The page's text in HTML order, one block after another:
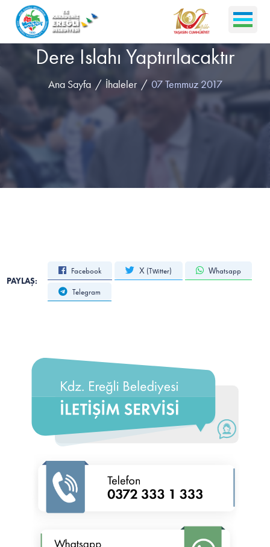
Dere Islahı Yaptırılacaktır
Ana Sayfa İhaleler 07 Temmuz 2017
PAYLAŞ:
Facebook X (Twitter) Whatsapp
Telegram